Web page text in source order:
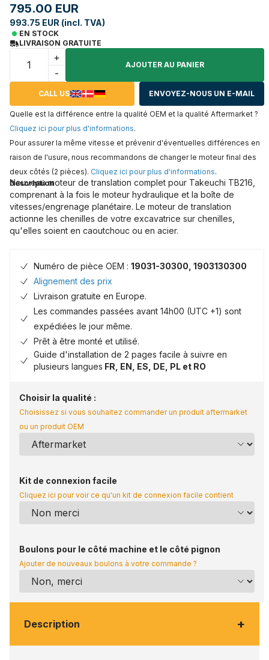
795.00 EUR
993.75 EUR (incl. TVA)
EN STOCK
LIVRAISON GRATUITE
+
-
AJOUTER AU PANIER
CALL US ENVOYEZ-NOUS UN E-MAIL
Quelle est la différence entre la qualité OEM et la qualité Aftermarket ?
Cliquez ici pour plus d'informations.
Pour assurer la même vitesse et prévenir d'éventuelles différences en
raison de l'usure, nous recommandons de changer le moteur final des
deux côtés (2 pièces). Cliquez ici pour plus d'informations.
Description
Nouveau moteur de translation complet pour Takeuchi TB216,
comprenant à la fois le moteur hydraulique et la boîte de
vitesses/engrenage planétaire. Le moteur de translation
actionne les chenilles de votre excavatrice sur chenilles,
qu'elles soient en caoutchouc ou en acier.
Numéro de pièce OEM : 19031-30300, 1903130300
Alignement des prix
Livraison gratuite en Europe.
Les commandes passées avant 14h00 (UTC +1) sont
expédiées le jour même.
Prêt à être monté et utilisé.
Guide d'installation de 2 pages facile à suivre en
plusieurs langues FR, EN, ES, DE, PL et RO
Choisir la qualité :
Choisissez si vous souhaitez commander un produit aftermarket
ou un produit OEM
Kit de connexion facile
Cliquez ici pour voir ce qu'un kit de connexion facile contient
Boulons pour le côté machine et le côté pignon
Ajouter de nouveaux boulons à votre commande ?
Description +